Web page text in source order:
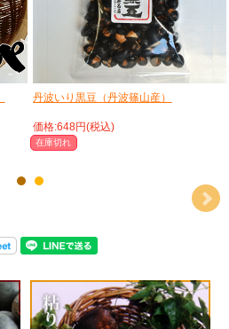
丹波いり黒豆（丹波篠山産）
価格:648円(税込)
在庫切れ